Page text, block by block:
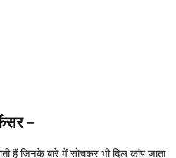
–
हैं जिनके बारे में सोचकर भी दिल कांप जाता